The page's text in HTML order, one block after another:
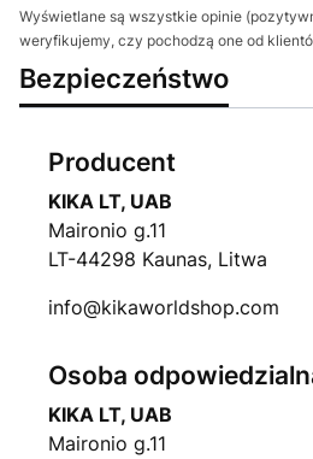
Wyświetlane są wszystkie opinie
weryfikujemy, czy pochodzą one od
Bezpieczeństwo
Producent
KIKA LT, UAB
Maironio g.11
LT-44298 Kaunas, Litwa
info@kikaworldshop.com
Osoba
KIKA LT, UAB
Maironio g.11